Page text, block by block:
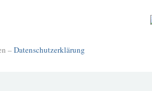
–Datenschutzerklärung